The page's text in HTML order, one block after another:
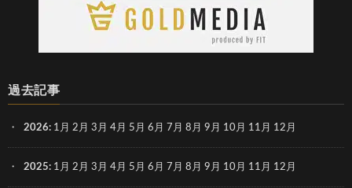
過去記事
2026: 1月 2月 3月 4月 5月 6月 7月 8月 9月 10月 11月 12月
2025: 1月 2月 3月 4月 5月 6月 7月 8月 9月 10月 11月 12月